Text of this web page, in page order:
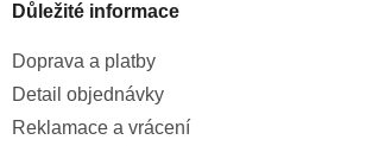
Důležité informace
Doprava a platby
Detail objednávky
Reklamace a vrácení